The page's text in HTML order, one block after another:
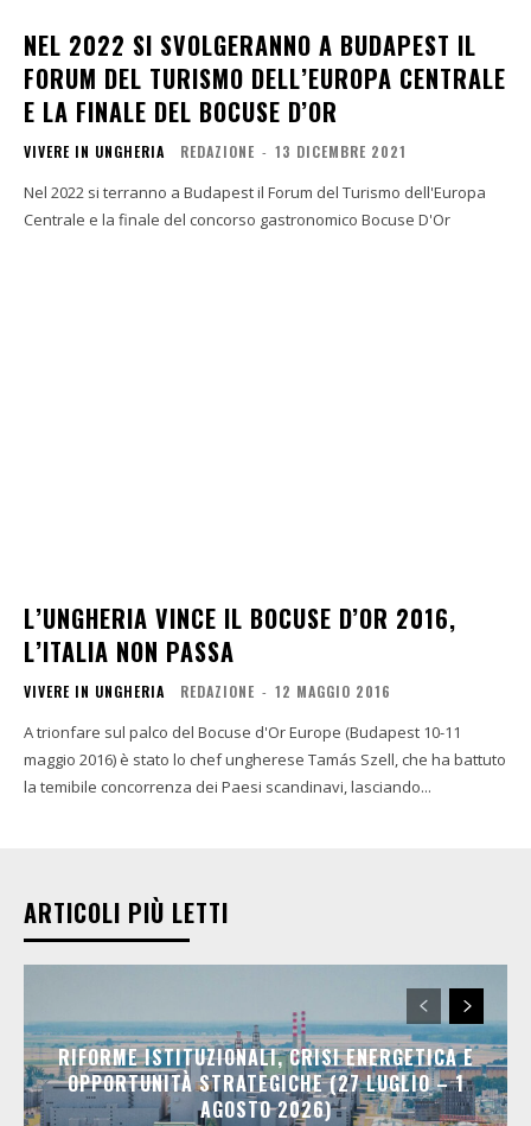
NEL 2022 SI SVOLGERANNO A BUDAPEST IL
FORUM DEL TURISMO DELL’EUROPA CENTRALE
E LA FINALE DEL BOCUSE D’OR
VIVERE IN UNGHERIA REDAZIONE - 13 DICEMBRE 2021
Nel 2022 si terranno a Budapest il Forum del Turismo dell'Europa
Centrale e la finale del concorso gastronomico Bocuse D'Or
L’UNGHERIA VINCE IL BOCUSE D’OR 2016,
L’ITALIA NON PASSA
VIVERE IN UNGHERIA REDAZIONE - 12 MAGGIO 2016
A trionfare sul palco del Bocuse d'Or Europe (Budapest 10-11
maggio 2016) è stato lo chef ungherese Tamás Szell, che ha battuto
la temibile concorrenza dei Paesi scandinavi, lasciando...
ARTICOLI PIÙ LETTI
RIFORME ISTITUZIONALI, CRISI ENERGETICA E
OPPORTUNITÀ STRATEGICHE (27 LUGLIO – 1
AGOSTO 2026)